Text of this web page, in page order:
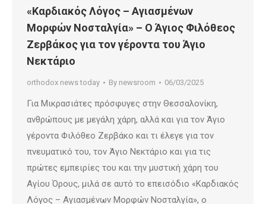
«Καρδιακός Λόγος – Αγιασμένων
Μορφών Νοσταλγία» – Ο Άγιος Φιλόθεος
Ζερβάκος για τον γέροντα του Άγιο
Νεκτάριο
orthodox news today By newsroom 06/03/2025
Για Μικρασιάτες πρόσφυγες στην Θεσσαλονίκη,
ανθρώπους με μεγάλη χάρη, αλλά και για τον Άγιο
γέροντα Φιλόθεο Ζερβάκο και τι έλεγε για τον
πνευματικό του, τον Άγιο Νεκτάριο και για τις
πρώτες εμπειρίες του και την μυστική χάρη του
Αγίου Όρους, μιλά σε αυτό το επεισόδιο «Καρδιακός
Λόγος – Αγιασμένων Μορφών Νοσταλγία», ο